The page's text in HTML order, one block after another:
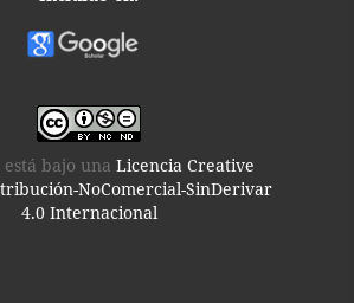
bajo una Licencia Creative
NoComercial-SinDerivar
4.0 Internacional